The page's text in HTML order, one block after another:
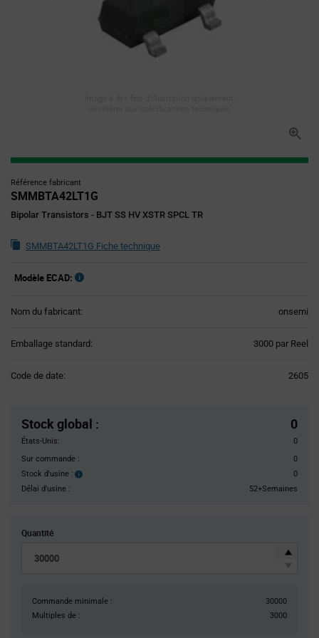
Référence fabricant
SMMBTA42LT1G
Bipolar Transistors - BJT SS HV XSTR SPCL TR
SMMBTA42LT1G Fiche technique
Modèle ECAD:
Nom du fabricant: onsemi
Emballage standard: 3000 par Reel
Code de date: 2605
Stock global : 0
États-Unis:
0
Sur commande :
0
Stock d'usine :
Stock
0
Délai d'usine :
52+Semaines
Quantité
Commande minimale :
30000
Multiples de :
3000